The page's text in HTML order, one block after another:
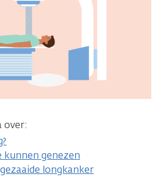
over:
kunnen genezen
longkanker